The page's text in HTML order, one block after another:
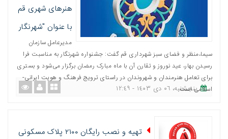
هنرهای شهری قم
با عنوان "شهرنگار
مدیرعامل سازمان
سیما،منظر و فضای سبز شهرداری قم گفت: جشنواره شهرنگار به مناسبت فرا
رسیدن بهار، عید نوروز و تقارن آن با ماه مبارک رمضان برگزار می‌شود و بستری
برای تعامل هنرمندان و شهروندان در راستای ترویج فرهنگ و هویت ایرانی-
اسلامی است.
پنجشنبه، ٠٦ دی ١٤٠٣ - ١٢:٤٩
تهیه و نصب رایگان ٢١٠٠ پلاک مسکونی